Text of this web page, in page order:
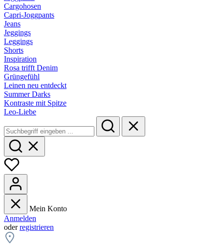
Cargohosen
Capri-Joggpants
Jeans
Jeggings
Leggings
Shorts
Inspiration
Rosa trifft Denim
Grüngefühl
Leinen neu entdeckt
Summer Darks
Kontraste mit Spitze
Leo-Liebe
Mein Konto
Anmelden
oderregistrieren